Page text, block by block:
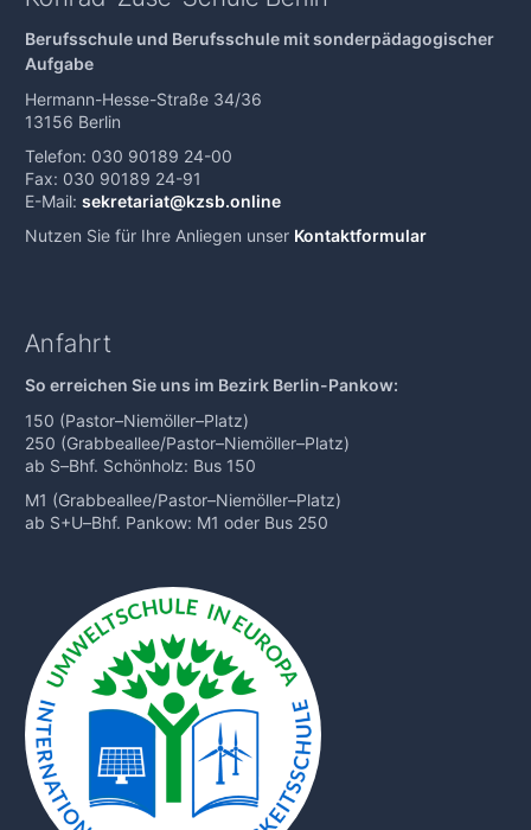
Berufsschule und Berufsschule mit sonderpädagogischer
Aufgabe
Hermann-Hesse-Straße 34/36
13156 Berlin
Telefon: 030 90189 24-00
Fax: 030 90189 24-91
E-Mail: sekretariat@kzsb.online
Nutzen Sie für Ihre Anliegen unser Kontaktformular
Anfahrt
So erreichen Sie uns im Bezirk Berlin-Pankow:
150 (Pastor–Niemöller–Platz)
250 (Grabbeallee/Pastor–Niemöller–Platz)
ab S–Bhf. Schönholz: Bus 150
M1 (Grabbeallee/Pastor–Niemöller–Platz)
ab S+U–Bhf. Pankow: M1 oder Bus 250